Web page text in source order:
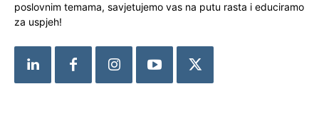
poslovnim temama, savjetujemo vas na putu rasta i educiramo
za uspjeh!